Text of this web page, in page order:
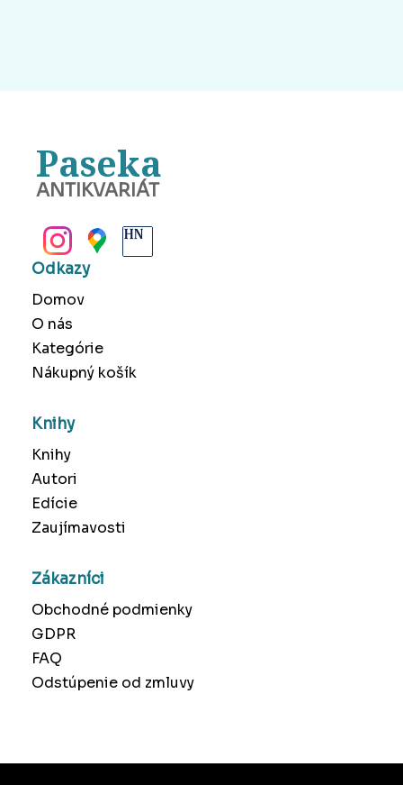
Paseka
ANTIKVARIÁT
Odkazy
Domov
O nás
Kategórie
Nákupný košík
Knihy
Knihy
Autori
Edície
Zaujímavosti
Zákazníci
Obchodné podmienky
GDPR
FAQ
Odstúpenie od zmluvy